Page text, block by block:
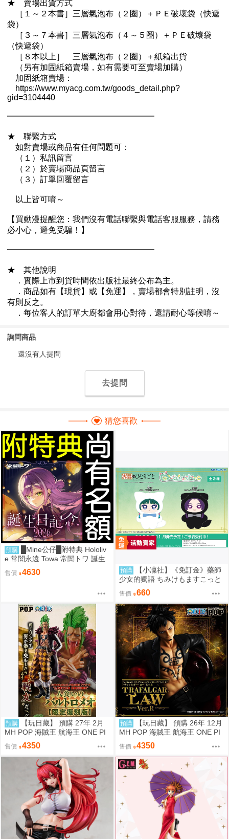
詢問商品
還沒有人提問
去提問
猜您喜歡
預購
█Mine公仔█附特典 Hololiv
e 常闇永遠 Towa 常闇トワ 誕生
日記念 2026 生日紀念套組 立牌
帽子
售價 4630 預購
【小凜社】《免訂金》藥師
少女的獨語 ちみけもますこっと
貓貓 壬氏 毛絨布偶玩偶娃娃吊飾
售價 660
預購
【玩日藏】 預購 27年 2月
MH POP 海賊王 航海王 ONE PI
ECE LIMITED EDITION 食人鬼
巴特洛馬 巴托洛米奧 限定復刻版
售價 4350
預購
【玩日藏】 預購 26年 12月
MH POP 海賊王 航海王 ONE PI
ECE S.O.C SOC 托拉法爾加 羅
Ver.R 代理版
售價 4350